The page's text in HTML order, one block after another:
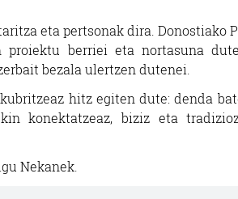
eta pertsonak dira. Donostiako
berriei eta nortasuna
bezala ulertzen dutenei.
hitz egiten dute: denda
konektatzeaz, biziz eta
Nekanek.